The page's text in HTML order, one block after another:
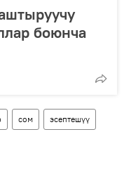
боюнча
сом эсептешүү